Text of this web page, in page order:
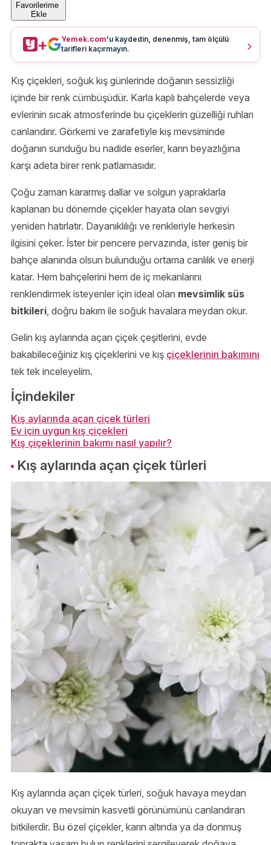
Favorilerime
Ekle
+ Yemek.com'u kaydedin, denenmiş, tam ölçülü
tarifleri kaçırmayın.
Kış çiçekleri, soğuk kış günlerinde doğanın sessizliği
içinde bir renk cümbüşüdür. Karla kaplı bahçelerde veya
evlerinin sıcak atmosferinde bu çiçeklerin güzelliği ruhları
canlandırır. Görkemi ve zarafetiyle kış mevsiminde
doğanın sunduğu bu nadide eserler, karın beyazlığına
karşı adeta birer renk patlamasıdır.
Çoğu zaman kararmış dallar ve solgun yapraklarla
kaplanan bu dönemde çiçekler hayata olan sevgiyi
yeniden hatırlatır. Dayanıklılığı ve renkleriyle herkesin
ilgisini çeker. İster bir pencere pervazında, ister geniş bir
bahçe alanında olsun bulunduğu ortama canlılık ve enerji
katar. Hem bahçelerini hem de iç mekanlarını
renklendirmek isteyenler için ideal olan mevsimlik süs
bitkileri, doğru bakım ile soğuk havalara meydan okur.
Gelin kış aylarında açan çiçek çeşitlerini, evde
bakabileceğiniz kış çiçeklerini ve kış çiçeklerinin bakımını
tek tek inceleyelim.
İçindekiler
Kış aylarında açan çiçek türleri
Ev için uygun kış çiçekleri
Kış çiçeklerinin bakımı nasıl yapılır?
Kış aylarında açan çiçek türleri
Kış aylarında açan çiçek türleri, soğuk havaya meydan
okuyan ve mevsimin kasvetli görünümünü canlandıran
bitkilerdir. Bu özel çiçekler, karın altında ya da donmuş